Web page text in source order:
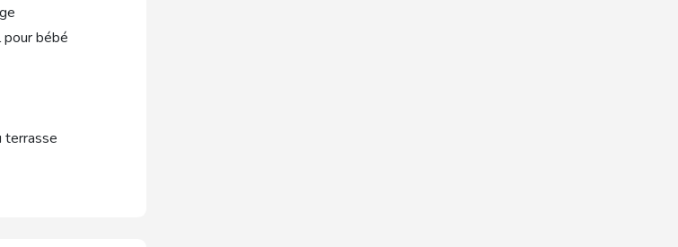
bébé
terrasse